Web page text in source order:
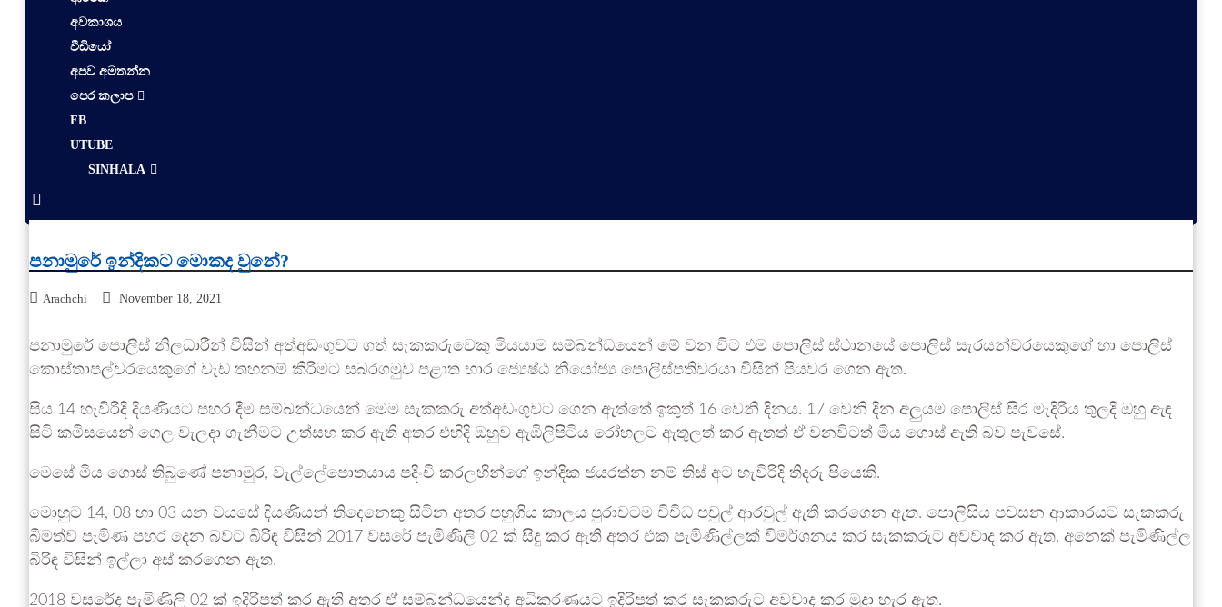
අවකාශය
වීඩියෝ
අපව අමතන්න
පෙර කලාප
FB
UTUBE
SINHALA
පනාමුරේ ඉන්දිකට මොකද වුනේ?
Arachchi November 18, 2021
පනාමුරේ පොලිස් නිලධාරීන් විසින් අත්අඩංගුවට ගත් සැකකරුවෙකු මියයාම සම්බන්ධයෙන් මේ වන විට එම පොලිස් ස්ථානයේ පොලිස් සැරයන්වරයෙකුගේ හා පොලිස්
කොස්තාපල්වරයෙකුගේ වැඩ තහනම් කිරිමට සබරගමුව පළාත භාර ජ්‍යෙෂ්ඨ නියෝජ්‍ය පොලිස්පතිවරයා විසින් පියවර ගෙන ඇත.
සිය 14 හැවිරිදි දියණියට පහර දීම සම්බන්ධයෙන් මෙම සැකකරු අත්අඩංගුවට ගෙන ඇත්තේ ඉකුත් 16 වෙනි දිනය. 17 වෙනි දින අලුයම පොලිස් සිර මැදිරිය තුලදි ඔහු ඇඳ
සිටි කමිසයෙන් ගෙල වැලදා ගැනීමට උත්සහ කර ඇති අතර එහිදි ඔහුව ඇඹිලිපිටිය රෝහලට ඇතුලත් කර ඇතත් ඒ වනවිටත් මිය ගොස් ඇති බව පැවසේ.
මෙසේ මිය ගොස් තිබුණේ පනාමුර, වැල්ලේපොතයාය පදිංචි කරලහින්ගේ ඉන්දික ජයරත්න නම් තිස් අට හැවිරිදි තිදරු පියෙකි.
මොහුට 14, 08 හා 03 යන වයසේ දියණියන් තිදෙනෙකු සිටින අතර පහුගිය කාලය පුරාවටම විවිධ පවුල් ආරවුල් ඇති කරගෙන ඇත. පොලිසිය පවසන ආකාරයට සැකකරු
බීමත්ව පැමිණ පහර දෙන බවට බිරිඳ විසින් 2017 වසරේ පැමිණිලි 02 ක් සිදු කර ඇති අතර එක පැමිණිල්ලක් විමර්ශනය කර සැකකරුට අවවාද කර ඇත. අනෙක් පැමිණිල්ල
බිරිඳ විසින් ඉල්ලා අස් කරගෙන ඇත.
2018 වසරේද පැමිණිලි 02 ක් ඉදිරිපත් කර ඇති අතර ඒ සම්බන්ධයෙන්ද අධිකරණයට ඉදිරිපත් කර සැකකරුට අවවාද කර මුදා හැර ඇත.